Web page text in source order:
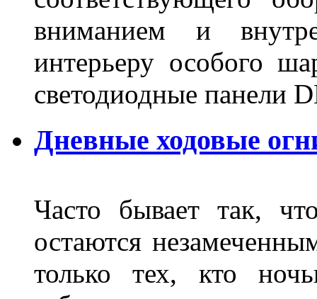
вниманием и
интерьеру особого
светодиодные панели
Дневные ходовые
Часто бывает так,
остаются
только тех, кто